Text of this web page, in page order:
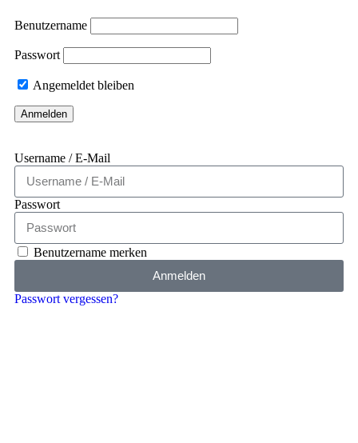
Benutzername
Passwort
Angemeldet bleiben
Username / E-Mail
Passwort
Benutzername merken
Anmelden
Passwort vergessen?